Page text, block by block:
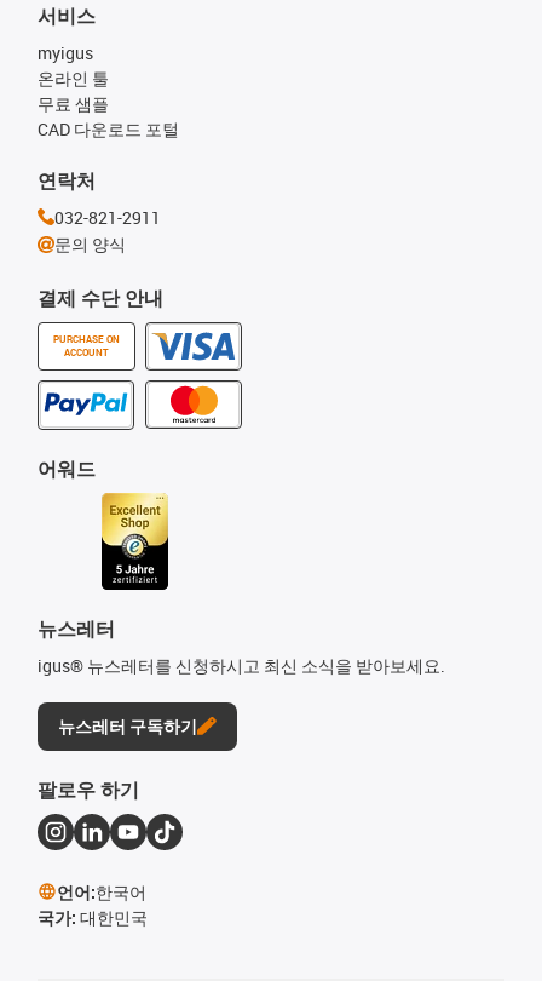
결제 수단 안내
PURCHASE ON
ACCOUNT
서비스
myigus
온라인 툴
무료 샘플
CAD 다운로드 포털
어워드
뉴스레터
igus® 뉴스레터를 신청하시고 최신 소식을 받아보세요.
뉴스레터 구독하기
연락처
032-821-2911
문의 양식
팔로우 하기
언어:한국어
국가: 대한민국